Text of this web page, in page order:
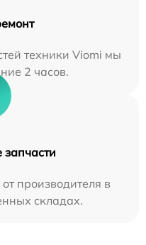
техники Viomi мы
2 часов.
производителя в
складах.